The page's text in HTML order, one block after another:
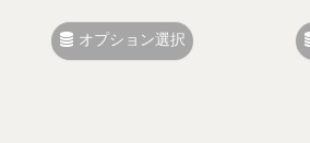
オプション選択